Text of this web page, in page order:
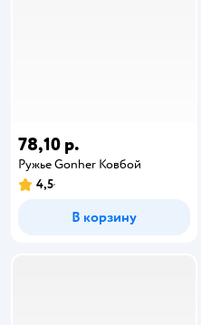
78,10 р.
Ружье Gonher Ковбой
4,5
В корзину